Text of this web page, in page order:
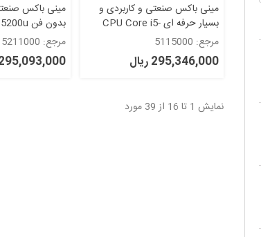
مینی باکس صنعتی و کاربردی و
بسیار حرفه ای CPU Core i5-
سریال مدل kc5115
مرجع: 5115000
295,346,000 ریال
مینی باکس
kc5211
مرجع: 5211000
295,093,000
نمایش 1 تا 16 از 39 مورد